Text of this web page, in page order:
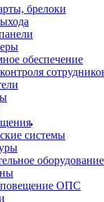
брелоки
обеспечение
системы
оборудование
ОПС